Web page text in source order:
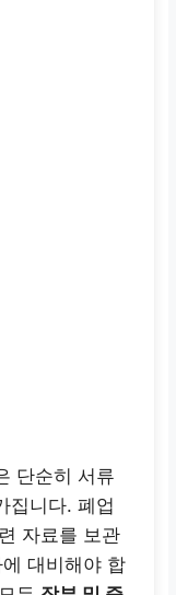
단순히 서류
집니다. 폐업
자료를 보관
대비해야 합